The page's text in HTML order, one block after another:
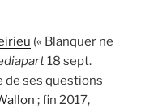
(« Blanquer ne
18 sept.
de ses questions
; fin 2017,